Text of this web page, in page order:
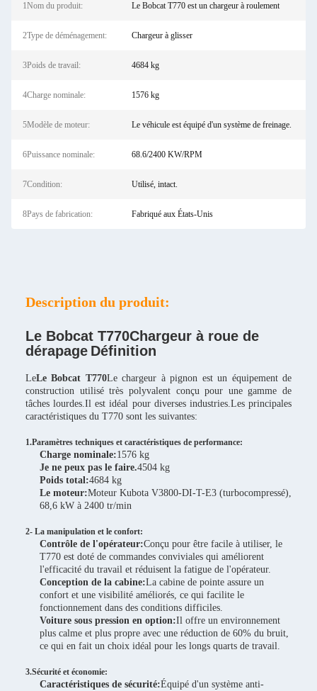
1Nom du produit: Le Bobcat T770 est un chargeur à roulement
2Type de déménagement: Chargeur à glisser
3Poids de travail: 4684 kg
4Charge nominale: 1576 kg
5Modèle de moteur: Le véhicule est équipé d'un système de freinage.
6Puissance nominale: 68.6/2400 KW/RPM
7Condition: Utilisé, intact.
8Pays de fabrication: Fabriqué aux États-Unis
Description du produit:
Le Bobcat T770Chargeur à roue de
dérapage Définition
LeLe Bobcat T770Le chargeur à pignon est un équipement de
construction utilisé très polyvalent conçu pour une gamme de
tâches lourdes.Il est idéal pour diverses industries.Les principales
caractéristiques du T770 sont les suivantes:
1.Paramètres techniques et caractéristiques de performance:
Charge nominale:1576 kg
Je ne peux pas le faire.4504 kg
Poids total:4684 kg
Le moteur:Moteur Kubota V3800-DI-T-E3 (turbocompressé),
68,6 kW à 2400 tr/min
2- La manipulation et le confort:
Contrôle de l'opérateur:Conçu pour être facile à utiliser, le
T770 est doté de commandes conviviales qui améliorent
l'efficacité du travail et réduisent la fatigue de l'opérateur.
Conception de la cabine:La cabine de pointe assure un
confort et une visibilité améliorés, ce qui facilite le
fonctionnement dans des conditions difficiles.
Voiture sous pression en option:Il offre un environnement
plus calme et plus propre avec une réduction de 60% du bruit,
ce qui en fait un choix idéal pour les longs quarts de travail.
3.Sécurité et économie:
Caractéristiques de sécurité:Équipé d'un système anti-